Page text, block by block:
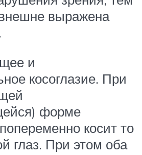
выражена
и
косоглазие. При
форме
косит то
глаз. При этом оба